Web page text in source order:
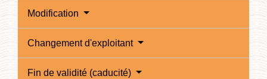
Modification
Changement d'exploitant
Fin de validité (caducité)